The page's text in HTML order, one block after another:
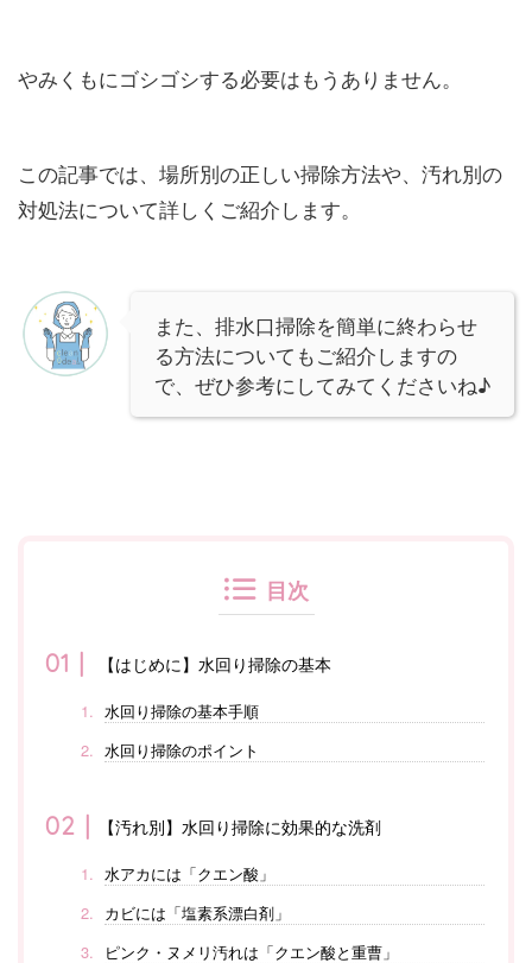
やみくもにゴシゴシする必要はもうありません。
この記事では、場所別の正しい掃除方法や、汚れ別の
対処法について詳しくご紹介します。
また、排水口掃除を簡単に終わらせ
る方法についてもご紹介しますの
で、ぜひ参考にしてみてくださいね♪
目次
【はじめに】水回り掃除の基本
水回り掃除の基本手順
水回り掃除のポイント
【汚れ別】水回り掃除に効果的な洗剤
水アカには「クエン酸」
カビには「塩素系漂白剤」
ピンク・ヌメリ汚れは「クエン酸と重曹」